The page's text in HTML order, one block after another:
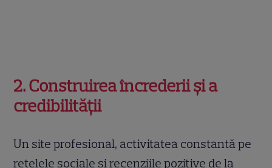
2. Construirea încrederii și a
credibilității
Un site profesional, activitatea constantă pe
rețelele sociale și recenziile pozitive de la